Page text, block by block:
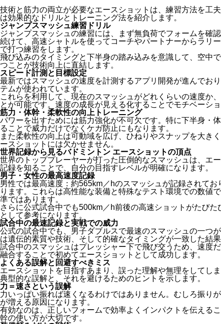
技術と筋力の両立が必要なエースショットは、練習方法を工
は効果的なドリルとトレーニング法を紹介します。
ジャンプスマッシュ練習ドリル
ジャンプスマッシュの練習には、まず無負荷でフォームを確
続けて、高速シャトルを使ってコーチやパートナーからラリ
で打つ練習をします。
飛び込みのタイミングと下半身の踏み込みを意識して、空中
つことが技術向上に直結します。
スピード計測と目標設定
最新ではスマッシュの速度を計測するアプリ開発が進んでお
テムが使われています。
これらを利用して、現在のスマッシュがどれくらいの速度か
とが可能です。速度の成長が見える化することでモチベーシ
筋力・体幹・柔軟性の向上トレーニング
パワーを出すためには筋力強化が不可欠です。特に下半身・
ることで威力だけでなくケガ防止にもなります。
また柔軟性の向上は可動域を広げ、ひねりやスナップを大き
ースショットには欠かせません。
世界記録から見るバドミントン エースショットの頂点
世界のトッププレーヤーが打った圧倒的なスマッシュは、エ
記録を知ることで、自分の目指すレベルが明確になります。
男子・女性の最高速度記録
男性では最高速度：約565km／hのスマッシュが記録されて
ります。これらは高性能な装備と特殊なテスト環境での数値
準ではあります。
さらに公式試合中でも500km／h前後の高速ショットがたび
として参考になります。
試合中の最速記録と実戦での威力
公式の試合中でも、男子ダブルスで最速のスマッシュの一つ
は遺伝的素質や技術、そして的確なタイミングが一致した結
試合中のスマッシュはプレッシャー下で飛び交うため、速度
融合することで初めてエースショットとして成功します。
よくある誤解と回避すべきミス
エースショットを目指すあまり、誤った理解や無理をしてし
典型的な誤解と、それを避けるためのヒントを示します。
力＝速さという誤解
力いっぱい振れば速くなるわけではありません。むしろ振り
が増える原因になります。
有効なのは、正しいフォームで効率よくインパクトを伝える
幹の使い方が大切です。